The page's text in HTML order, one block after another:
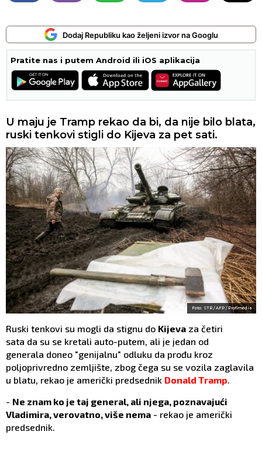
Dodaj Republiku kao željeni izvor na Googlu
Pratite nas i putem Android ili iOS aplikacija
U maju je Tramp rekao da bi, da nije bilo blata,
ruski tenkovi stigli do Kijeva za pet sati.
Foto: STR / AFP / Profimedia
Ruski tenkovi su mogli da stignu do Kijeva za četiri
sata da su se kretali auto-putem, ali je jedan od
generala doneo "genijalnu" odluku da prođu kroz
poljoprivredno zemljište, zbog čega su se vozila zaglavila
u blatu, rekao je američki predsednik Donald Tramp.
- Ne znam ko je taj general, ali njega, poznavajući
Vladimira, verovatno, više nema - rekao je američki
predsednik.